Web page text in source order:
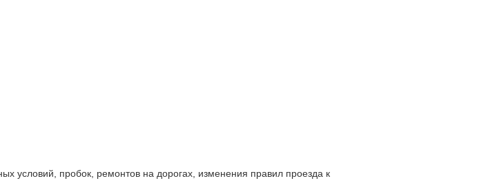
условий, пробок, ремонтов на дорогах, изменения правил проезда к